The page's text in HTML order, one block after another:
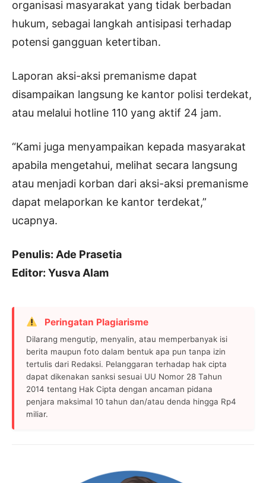
organisasi masyarakat yang tidak berbadan
hukum, sebagai langkah antisipasi terhadap
potensi gangguan ketertiban.
Laporan aksi-aksi premanisme dapat
disampaikan langsung ke kantor polisi terdekat,
atau melalui hotline 110 yang aktif 24 jam.
“Kami juga menyampaikan kepada masyarakat
apabila mengetahui, melihat secara langsung
atau menjadi korban dari aksi-aksi premanisme
dapat melaporkan ke kantor terdekat,”
ucapnya.
Penulis: Ade Prasetia
Editor: Yusva Alam
Peringatan Plagiarisme
Dilarang mengutip, menyalin, atau memperbanyak isi
berita maupun foto dalam bentuk apa pun tanpa izin
tertulis dari Redaksi. Pelanggaran terhadap hak cipta
dapat dikenakan sanksi sesuai UU Nomor 28 Tahun
2014 tentang Hak Cipta dengan ancaman pidana
penjara maksimal 10 tahun dan/atau denda hingga Rp4
miliar.